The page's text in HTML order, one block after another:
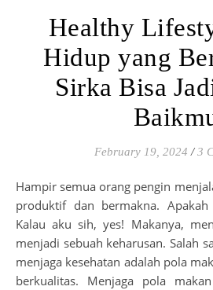
Healthy
Hidup yang
Sirka Bisa
February 19, 2024 / 3
Hampir semua orang pengin menjalani hidup dengan tetap
produktif dan bermakna.
Kalau aku sih, yes! Makanya,
menjadi sebuah keharusan. Salah
menjaga kesehatan adalah pola
berkualitas. Menjaga pola